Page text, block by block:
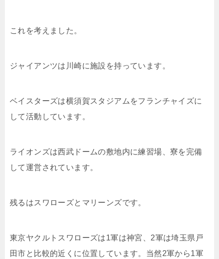
これを考えました。
ジャイアンツは川崎に施設を持っています。
ベイスターズは横須賀スタジアムをフランチャイズに
して活動しています。
ライオンズは西武ドームの敷地内に練習場、寮を完備
して運営されています。
残るはスワローズとマリーンズです。
東京ヤクルトスワローズは1軍は神宮、2軍は埼玉県戸
田市と比較的近くに位置しています。当然2軍から1軍